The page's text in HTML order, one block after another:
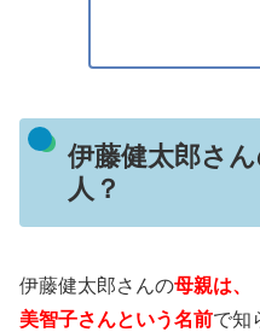
伊藤健太郎さ
人？
伊藤健太郎さんの母親は、
美智子さんという名前で知